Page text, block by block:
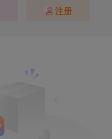
注册